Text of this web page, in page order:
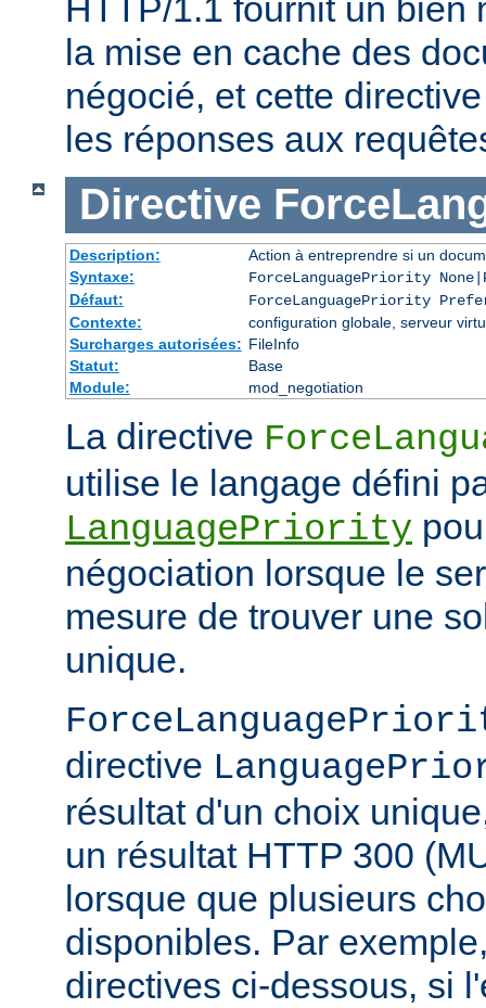
HTTP/1.1 fournit un bien
la mise en cache des
négocié, et cette
les réponses aux
Directive
Description:
Action à entreprendre si un
Syntaxe:
ForceLanguagePriority
Défaut:
ForceLanguagePriority
Contexte:
configuration globale, serveur
Surcharges autorisées: FileInfo
Statut:
Base
Module:
mod_negotiation
La directive
utilise le langage défini
LanguagePriority
négociation lorsque le
mesure de trouver une
unique.
directive
résultat d'un choix
un résultat HTTP 300
lorsque que plusieurs
disponibles. Par
directives ci-dessous, si